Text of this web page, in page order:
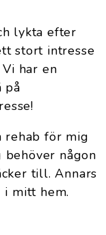
lykta efter
stort intresse
har en
på
rehab för mig
någon
till. Annars
mitt hem.